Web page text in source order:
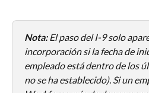
Nota: El paso del I-9 solo
incorporación si la fecha de
empleado está dentro de los
no se ha establecido). Si un